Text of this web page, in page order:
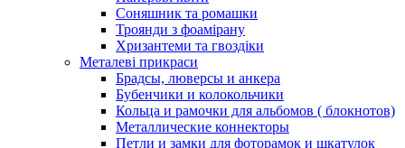
Соняшник та ромашки
Троянди з фоамірану
Хризантеми та гвоздіки
Металеві прикраси
Брадсы, люверсы и анкера
Бубенчики и колокольчики
Кольца и рамочки для альбомов ( блокнотов)
Металлические коннекторы
Петли и замки для фоторамок и шкатулок